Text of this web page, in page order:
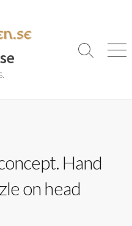
Search
Hand
on head